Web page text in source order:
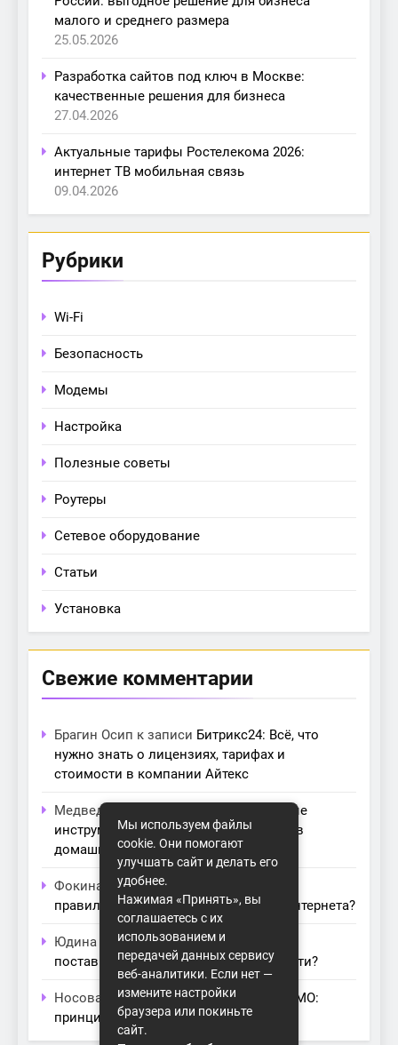
малого и среднего размера
25.05.2026
Разработка сайтов под ключ в Москве:
качественные решения для бизнеса
27.04.2026
Актуальные тарифы Ростелекома 2026:
интернет ТВ мобильная связь
09.04.2026
Рубрики
Wi-Fi
Безопасность
Модемы
Настройка
Полезные советы
Роутеры
Сетевое оборудование
Статьи
Установка
Свежие комментарии
Брагин Осип к записи Битрикс24: Всё, что
нужно знать о лицензиях, тарифах и
стоимости в компании Айтекс
Медведева Амалия
Основные
инструменты для создания серверов в
домашних условиях
Фокина Невак записи
правильный модем для домашнего интернета?
Юдина Ивонак записиПроблемы с
поставщиками интернета: как их обойти?
Носова Агатак записиТехнология MIMO:
принципы работы и её преимущества
Мы используем файлы
cookie. Они помогают
улучшать сайт и делать его
удобнее.
Нажимая «Принять», вы
соглашаетесь с их
использованием и
передачей данных сервису
веб-аналитики. Если нет —
измените настройки
браузера или покиньте
сайт.